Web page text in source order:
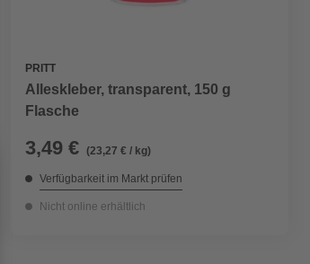
PRITT
Alleskleber, transparent, 150 g
Flasche
3,49 € (23,27 € / kg)
Verfügbarkeit im Markt prüfen
Nicht online erhältlich